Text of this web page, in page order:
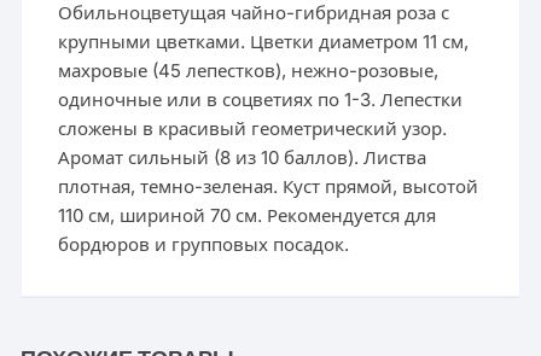
Обильноцветущая чайно-гибридная роза с
крупными цветками. Цветки диаметром 11 см,
махровые (45 лепестков), нежно-розовые,
одиночные или в соцветиях по 1-3. Лепестки
сложены в красивый геометрический узор.
Аромат сильный (8 из 10 баллов). Листва
плотная, темно-зеленая. Куст прямой, высотой
110 см, шириной 70 см. Рекомендуется для
бордюров и групповых посадок.